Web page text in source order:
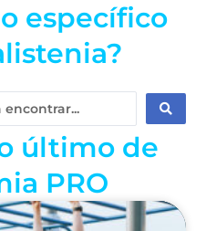
específico
último de
PRO